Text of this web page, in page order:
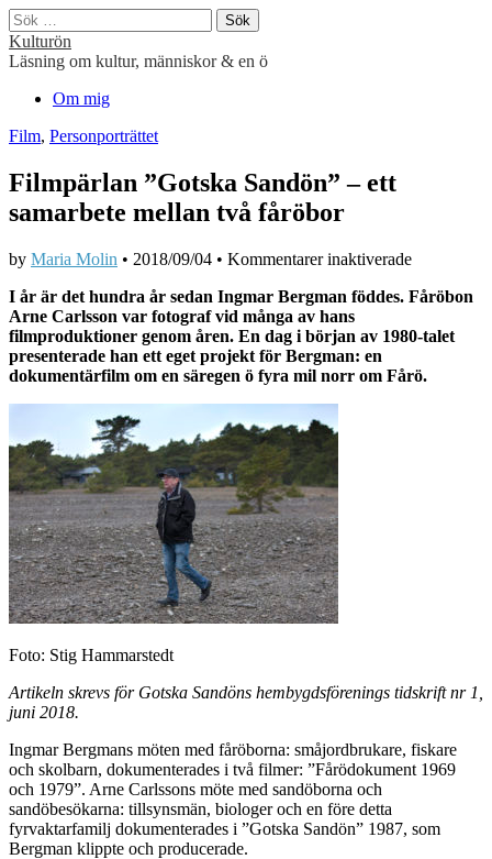
Sök
efter:
Kulturön
Läsning om kultur, människor & en ö
Main
Skip
content
Om mig
Film, Personporträttet
Filmpärlan ”Gotska Sandön” – ett
samarbete mellan två fåröbor
by Maria Molin • 2018/09/04 • Kommentarer inaktiveradeför
”Gotska
–
samarbete
I år är det hundra år sedan Ingmar Bergman föddes. Fåröbon
Arne Carlsson var fotograf vid många av hans
filmproduktioner genom åren. En dag i början av 1980-talet
presenterade han ett eget projekt för Bergman: en
dokumentärfilm om en säregen ö fyra mil norr om Fårö.
Foto: Stig Hammarstedt
Artikeln skrevs för Gotska Sandöns hembygdsförenings tidskrift nr 1,
juni 2018.
Ingmar Bergmans möten med fåröborna: småjordbrukare, fiskare
och skolbarn, dokumenterades i två filmer: ”Fårödokument 1969
och 1979”. Arne Carlssons möte med sandöborna och
sandöbesökarna: tillsynsmän, biologer och en före detta
fyrvaktarfamilj dokumenterades i ”Gotska Sandön” 1987, som
Bergman klippte och producerade.